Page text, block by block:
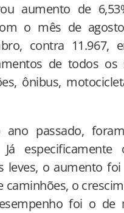
aumento de
o mês de
contra 11.967,
de todos os
ônibus,
passado, foram
especificamente
o aumento foi
o
foi o de